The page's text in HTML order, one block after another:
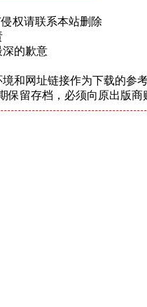
权请联系本站删除
深的歉意
和网址链接作为下载的参
留存档，必须向原出版